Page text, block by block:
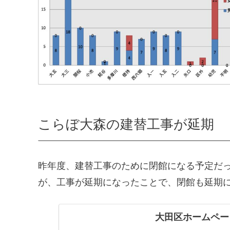
こらぼ大森の建替工事が延期
昨年度、建替工事のために閉館になる予定だ
が、工事が延期になったことで、閉館も延期
大田区ホームペ